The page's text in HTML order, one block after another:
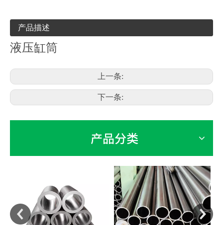
产品描述
液压缸筒
上一条:
下一条:
产品分类